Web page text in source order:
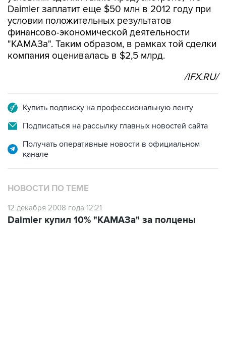
Daimler заплатит еще $50 млн в 2012 году при
условии положительных результатов
финансово-экономической деятельности
"КАМАЗа". Таким образом, в рамках той сделки
компания оценивалась в $2,5 млрд.
/IFX.RU/
Купить подписку на профессиональную ленту
Подписаться на рассылку главных новостей сайта
Получать оперативные новости в официальном
канале
НОВОСТИ ПО ТЕМЕ
12 декабря 2008 года 12:21
Daimler купил 10% "КАМАЗа" за полцены